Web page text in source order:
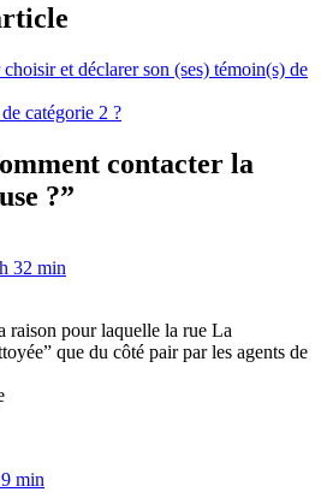
et déclarer son (ses) témoin(s) de
catégorie 2 ?
contacter la
?”
32 min
raison pour laquelle la rue La
que du côté pair par les agents de
min